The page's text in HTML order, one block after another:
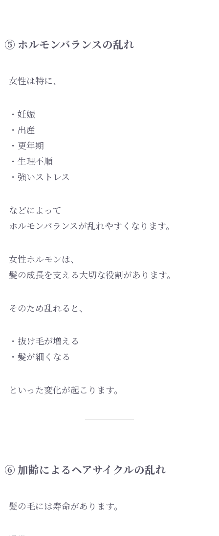
⑤ ホルモンバランスの乱れ
女性は特に、
・妊娠
・出産
・更年期
・生理不順
・強いストレス
などによって
ホルモンバランスが乱れやすくなります。
女性ホルモンは、
髪の成長を支える大切な役割があります。
そのため乱れると、
・抜け毛が増える
・髪が細くなる
といった変化が起こります。
⑥ 加齢によるヘアサイクルの乱れ
髪の毛には寿命があります。